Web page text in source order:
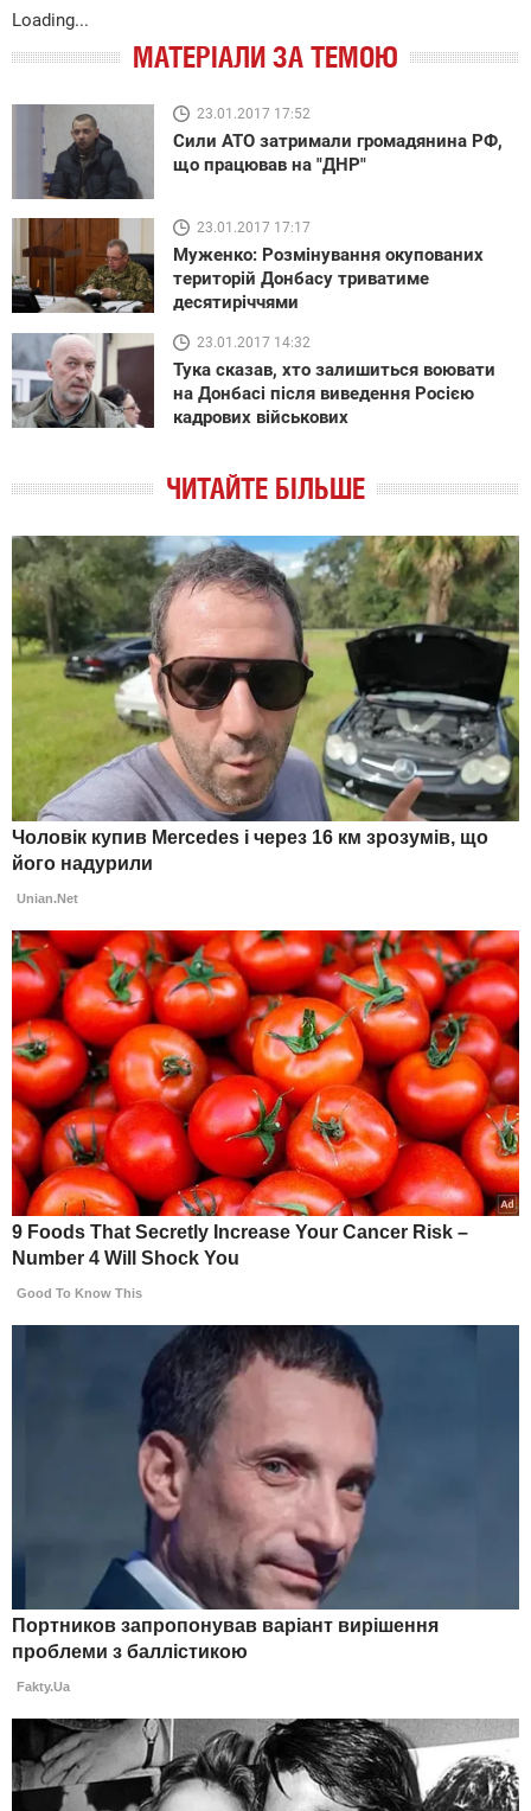
Loading...
МАТЕРІАЛИ ЗА ТЕМОЮ
23.01.2017 17:52
Сили АТО затримали громадянина РФ,
що працював на "ДНР"
23.01.2017 17:17
Муженко: Розмінування окупованих
територій Донбасу триватиме
десятиріччями
23.01.2017 14:32
Тука сказав, хто залишиться воювати
на Донбасі після виведення Росією
кадрових військових
ЧИТАЙТЕ БІЛЬШЕ